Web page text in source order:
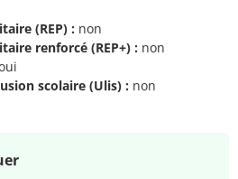
(REP) : non
renforcé (REP+) : non
scolaire (Ulis) : non